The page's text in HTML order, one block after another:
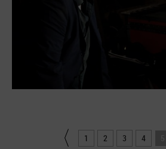
1 2 3 4 5